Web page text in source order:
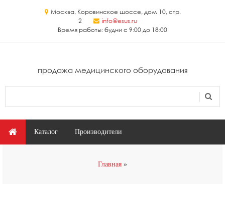
Москва, Коровинское шоссе, дом 10, стр.
2
info@esus.ru
Время работы: будни с 9:00 до 18:00
продажа медицинского оборудования
Главное меню
Каталог Производители
Главная